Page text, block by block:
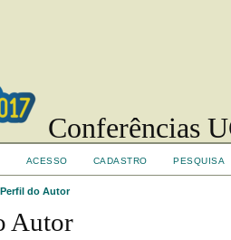
Conferências
ACESSO CADASTRO PESQUISA
Perfil do Autor
Autor